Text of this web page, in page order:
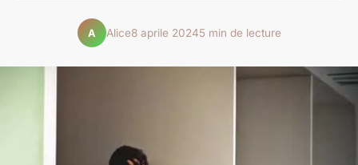
A Alice8 aprile 20245 min de lecture